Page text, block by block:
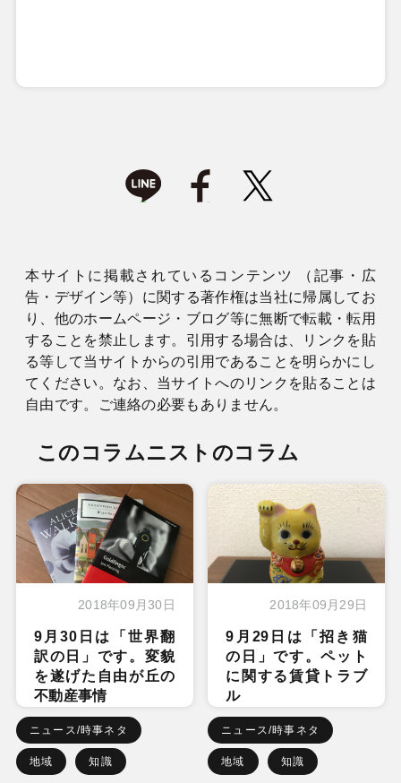
本サイトに掲載されているコンテンツ （記事・広
告・デザイン等）に関する著作権は当社に帰属してお
り、他のホームページ・ブログ等に無断で転載・転用
することを禁止します。引用する場合は、リンクを貼
る等して当サイトからの引用であることを明らかにし
てください。なお、当サイトへのリンクを貼ることは
自由です。ご連絡の必要もありません。
このコラムニストのコラム
2018年09月30日
9月30日は「世界翻
訳の日」です。変貌
を遂げた自由が丘の
不動産事情
ニュース/時事ネタ
地域 知識
2018年09月29日
9月29日は「招き猫
の日」です。ペット
に関する賃貸トラブ
ル
ニュース/時事ネタ
地域 知識